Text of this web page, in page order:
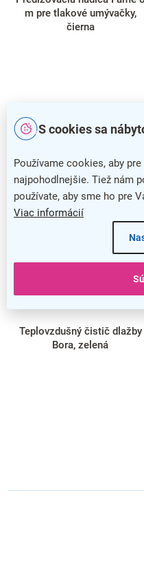
S cookies sa
Používame cookies, aby
najpohodlnejšie. Tiež nám
používate, aby sme ho pre
Viac informácií
m pre tlakové umývačky,
čierna
Teplovzdušný čistič dlažby
Bora, zelená